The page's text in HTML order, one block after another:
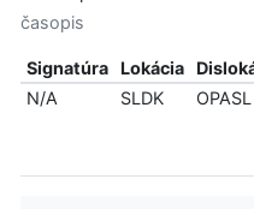
časopis
Signatúra Lokácia
N/A
SLDK OPASL